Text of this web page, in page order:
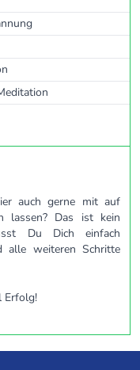
auch gerne mit auf
lassen? Das ist kein
Du Dich einfach
weiteren Schritte
Erfolg!